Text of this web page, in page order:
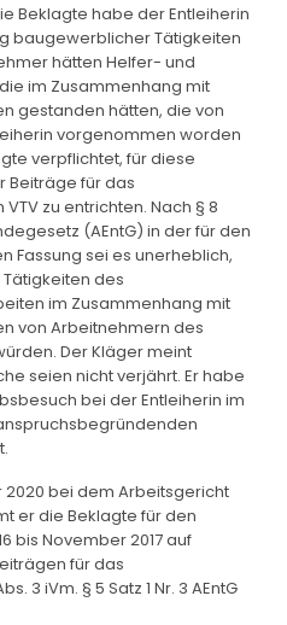
Beklagte habe der Entleiherin
baugewerblicher Tätigkeiten
hätten Helfer- und
im Zusammenhang mit
gestanden hätten, die von
vorgenommen worden
verpflichtet, für diese
Beiträge für das
zu entrichten. Nach § 8
(AEntG) in der für den
Fassung sei es unerheblich,
des
im Zusammenhang mit
von Arbeitnehmern des
Der Kläger meint
seien nicht verjährt. Er habe
bei der Entleiherin im
2020 bei dem Arbeitsgericht
er die Beklagte für den
bis November 2017 auf
für das
3 iVm. § 5 Satz 1 Nr. 3 AEntG